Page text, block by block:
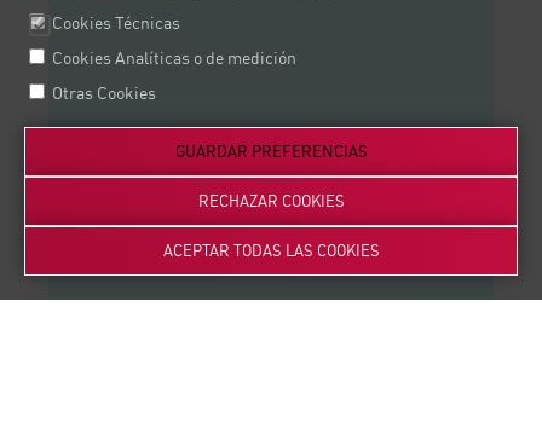
Cookies Técnicas
Cookies Analíticas o de medición
Otras Cookies
GUARDAR PREFERENCIAS
RECHAZAR COOKIES
ACEPTAR TODAS LAS COOKIES